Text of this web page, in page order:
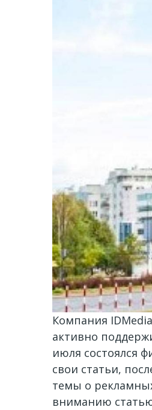
Компания
активно
июля состоялся
свои статьи,
темы о
вниманию